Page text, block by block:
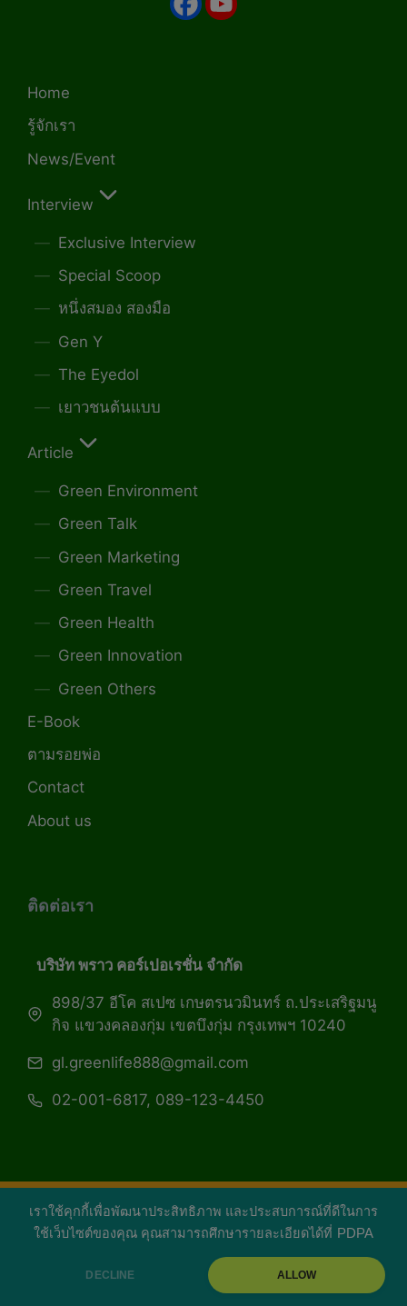
เราใช้คุกกี้เพื่อพัฒนาประสิทธิภาพ และประสบการณ์ที่ดีในการ
ใช้เว็บไซต์ของคุณ คุณสามารถศึกษารายละเอียดได้ที่ PDPA
DECLINE ALLOW
Home
รู้จักเรา
News/Event
Interview
Exclusive Interview
Special Scoop
หนึ่งสมอง สองมือ
Gen Y
The Eyedol
เยาวชนต้นแบบ
Article
Green Environment
Green Talk
Green Marketing
Green Travel
Green Health
Green Innovation
Green Others
E-Book
ตามรอยพ่อ
Contact
About us
ติดต่อเรา
บริษัท พราว คอร์เปอเรชั่น จำกัด
898/37 อีโค สเปซ เกษตรนวมินทร์ ถ.ประเสริฐมนู
กิจ แขวงคลองกุ่ม เขตบึงกุ่ม กรุงเทพฯ 10240
gl.greenlife888@gmail.com
02-001-6817, 089-123-4450
Copyright 2026 — Green Life Plus mag | กรีน
ไลฟ์พลัส หนังสือมีชีวิต
facebookyoutube